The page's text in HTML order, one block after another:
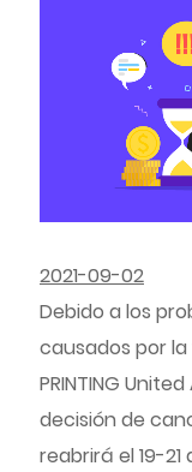
2021-09-02
Debido a los
causados por la
PRINTING
decisión de
reabrirá el 19-